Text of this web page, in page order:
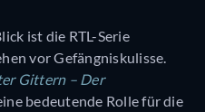
ist die RTL-Serie
vor Gefängniskulisse.
Gittern – Der
bedeutende Rolle für die